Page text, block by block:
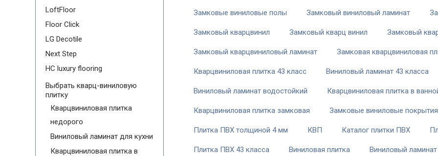
Замковые виниловые полы Замковый виниловый ламинат
Замковый кварцвинил Замковый кварц винил Замковый
Замковый кварцвиниловый ламинат Замковая кварцвиниловая
Кварцвиниловая плитка 43 класс Виниловый ламинат 43 класса
Виниловый ламинат водостойкий Кварцвиниловая плитка в
Кварцвиниловая плитка замковая Замковые виниловые покрытия
Плитка ПВХ толщиной 4 мм КВП Каталог плитки ПВХ
Плитка ПВХ 43 класса Виниловая плитка Виниловый ламинат
LoftFloor
Floor Click
LG Decotile
Next Step
HC luxury flooring
Выбрать кварц-виниловую
плитку
Кварцвиниловая плитка
недорого
Виниловый ламинат для кухни
Кварцвиниловая плитка в